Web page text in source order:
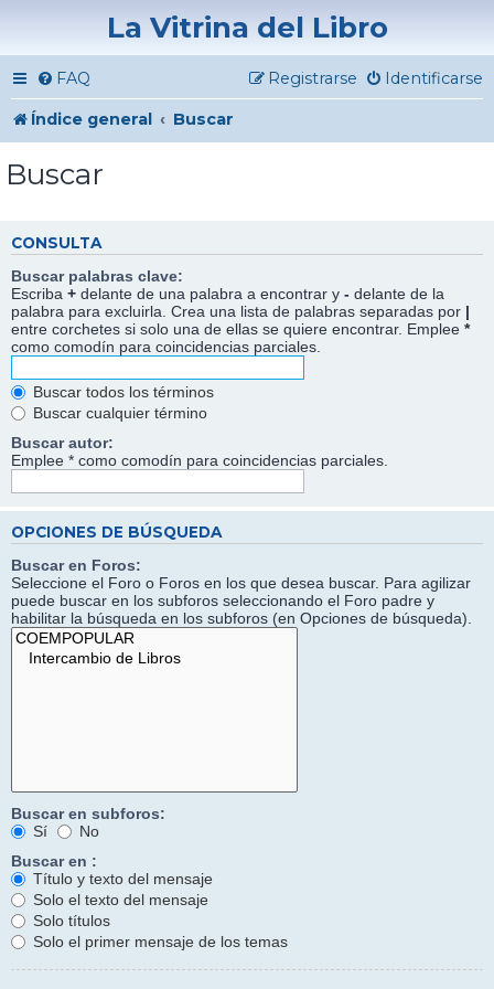
La Vitrina del Libro
FAQ Identificarse
Registrarse
Índice general Buscar
Buscar
CONSULTA
Buscar palabras clave:
Escriba + delante de una palabra a encontrar y - delante de la
palabra para excluirla. Crea una lista de palabras separadas por |
entre corchetes si solo una de ellas se quiere encontrar. Emplee *
como comodín para coincidencias parciales.
Buscar todos los términos
Buscar cualquier término
Buscar autor:
Emplee * como comodín para coincidencias parciales.
OPCIONES DE BÚSQUEDA
Buscar en Foros:
Seleccione el Foro o Foros en los que desea buscar. Para agilizar
puede buscar en los subforos seleccionando el Foro padre y
habilitar la búsqueda en los subforos (en Opciones de búsqueda).
Buscar en subforos:
Sí
No
Buscar en :
Título y texto del mensaje
Solo el texto del mensaje
Solo títulos
Solo el primer mensaje de los temas